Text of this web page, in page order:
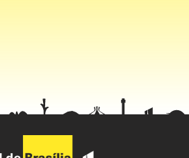
pela entidade, as operações de
em 2012, ritmo inferior aos
março de 2012.